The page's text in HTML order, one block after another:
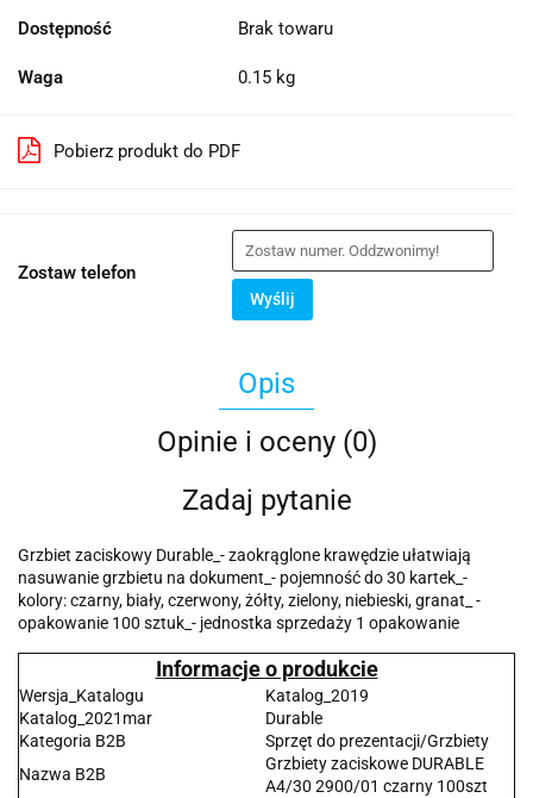
Dostępność Brak towaru
Waga 0.15 kg
Pobierz produkt do PDF
Zostaw telefon
Wyślij
Opis
Opinie i oceny (0)
Zadaj pytanie
Grzbiet zaciskowy Durable_- zaokrąglone krawędzie ułatwiają
nasuwanie grzbietu na dokument_- pojemność do 30 kartek_-
kolory: czarny, biały, czerwony, żółty, zielony, niebieski, granat_ -
opakowanie 100 sztuk_- jednostka sprzedaży 1 opakowanie
Informacje o produkcie
Wersja_Katalogu
Katalog_2019
Katalog_2021mar
Durable
Kategoria B2B
Sprzęt do prezentacji/Grzbiety
Nazwa B2B
Grzbiety zaciskowe DURABLE
A4/30 2900/01 czarny 100szt